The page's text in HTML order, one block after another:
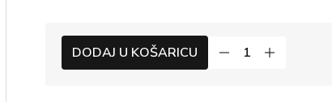
DODAJ U KOŠARICU